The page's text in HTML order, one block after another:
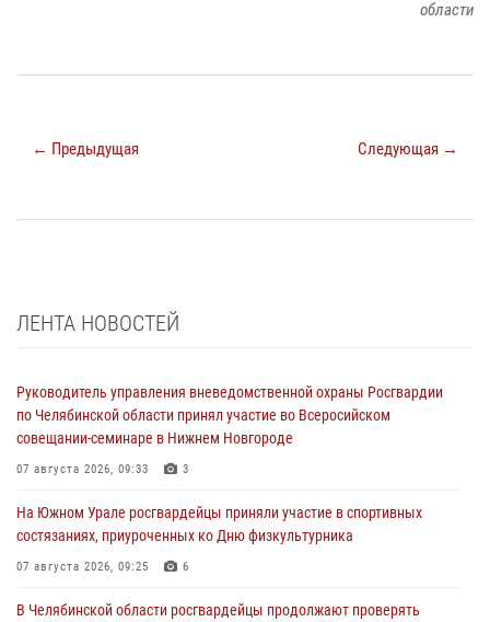
области
← Предыдущая Следующая →
ЛЕНТА НОВОСТЕЙ
Руководитель управления вневедомственной охраны Росгвардии
по Челябинской области принял участие во Всеросийском
совещании-семинаре в Нижнем Новгороде
07 августа 2026, 09:33 3
На Южном Урале росгвардейцы приняли участие в спортивных
состязаниях, приуроченных ко Дню физкультурника
07 августа 2026, 09:25 6
В Челябинской области росгвардейцы продолжают проверять